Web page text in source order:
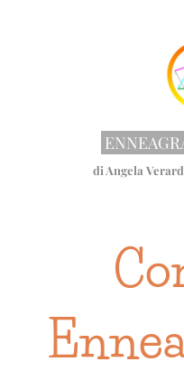
di Angela